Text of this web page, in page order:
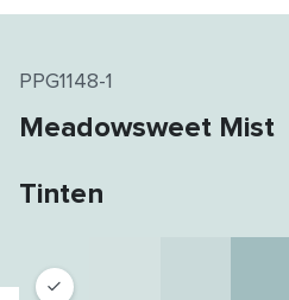
PPG1148-1
Meadowsweet Mist
Tinten